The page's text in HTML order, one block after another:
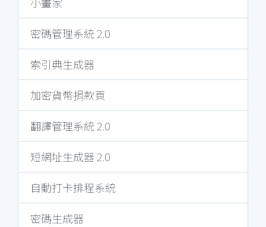
密碼管理系統 2.0
索引典生成器
加密貨幣捐款頁
翻譯管理系統 2.0
短網址生成器 2.0
自動打卡排程系統
密碼生成器